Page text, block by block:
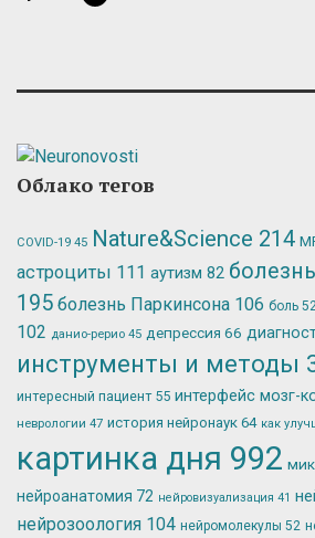
Облако тегов
COVID-19 45 Nature&Science 214
астроциты 111 аутизм 82
195 болезнь Паркинсона 106 боль
102 данио-рерио 45 депрессия 66
инструменты и методы
интересный пациент 55 интерфейс мозг-
неврологии 47 история нейронаук 64 как
картинка дня 992
нейроанатомия 72 нейровизуализация 41
нейрозоология 104 нейромолекулы 52